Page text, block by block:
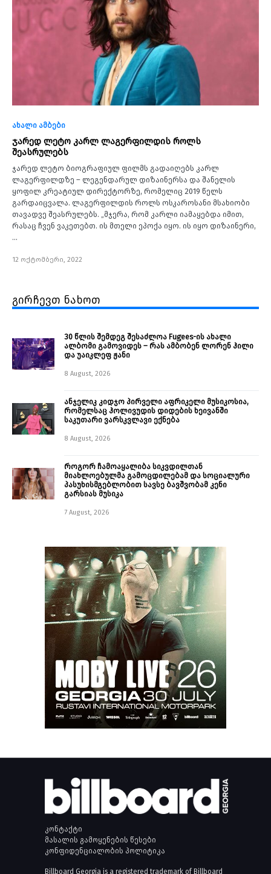
ახალი ამბები
ჯარედ ლეტო კარლ ლაგერფილდის როლს
შეასრულებს
ჯარედ ლეტო ბიოგრაფიულ ფილმს გადაიღებს კარლ
ლაგერფილდზე – ლეგენდარულ დიზაინერსა და შანელის
ყოფილ კრეატიულ დირექტორზე, რომელიც 2019 წელს
გარდაიცვალა. ლაგერფილდის როლს ოსკაროსანი მსახიობი
თავადვე შეასრულებს. „მჯერა, რომ კარლი იამაყებდა იმით,
რასაც ჩვენ ვაკეთებთ. ის მთელი ეპოქა იყო. ის იყო დიზაინერი,
…
12 ოქტომბერი, 2022
გირჩევთ ნახოთ
30 წლის შემდეგ შესაძლოა Fugees-ის ახალი
ალბომი გამოვიდეს – რას ამბობენ ლორენ ჰილი
და უაიკლეფ ჟანი
8 August, 2026
ანჯელიკ კიდჯო პირველი აფრიკელი მუსიკოსია,
რომელსაც ჰოლივუდის დიდების ხეივანში
საკუთარი ვარსკვლავი ექნება
8 August, 2026
როგორ ჩამოაყალიბა სიკვდილთან
მიახლოებულმა გამოცდილებამ და სოციალური
პასუხისმგებლობით სავსე ბავშვობამ კენი
გარსიას მუსიკა
7 August, 2026
კონტაქტი
მასალის გამოყენების წესები
კონფიდენციალობის პოლიტიკა
Billboard Georgia is a registered trademark of Billboard